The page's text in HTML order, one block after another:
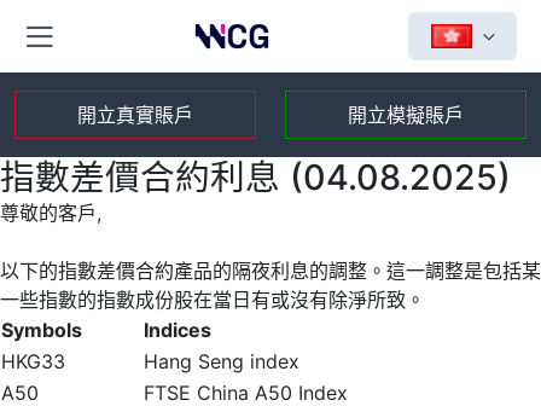
開立真實賬戶 開立模擬賬戶
指數差價合約利息 (04.08.2025)
尊敬的客戶,
以下的指數差價合約產品的隔夜利息的調整。這一調整是包括某
一些指數的指數成份股在當日有或沒有除淨所致。
Symbols
Indices
HKG33
Hang Seng index
A50
FTSE China A50 Index